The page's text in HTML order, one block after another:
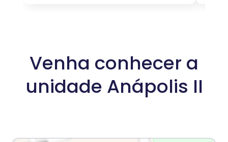
Venha conhecer a
unidade Anápolis II